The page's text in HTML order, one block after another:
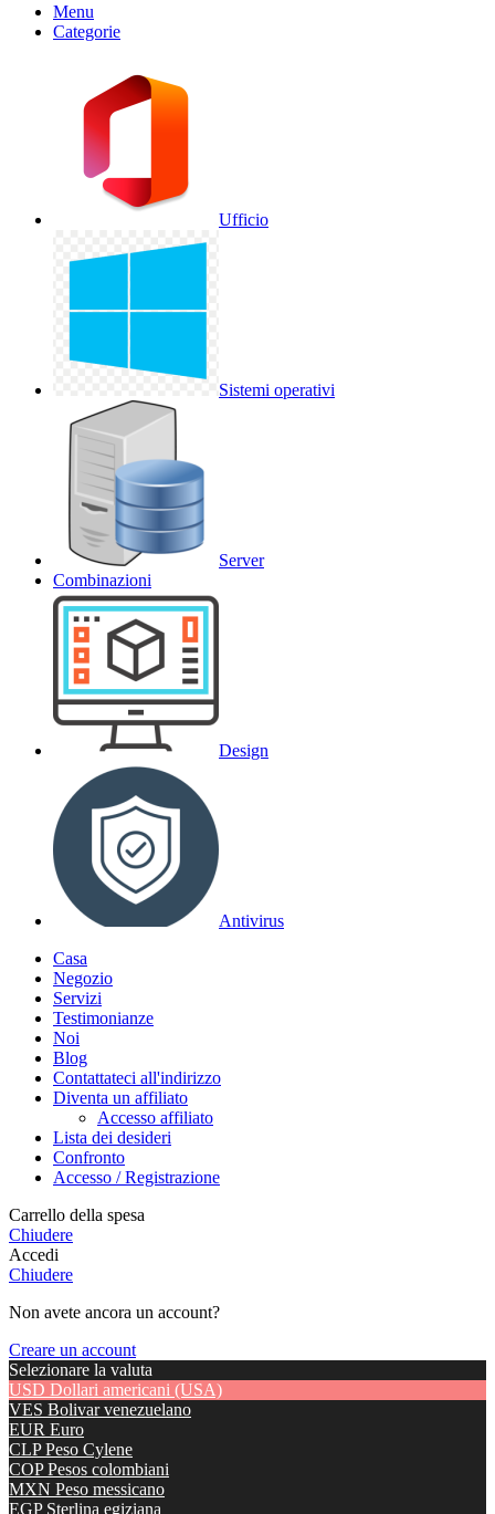
Menu
Categorie
Ufficio
Sistemi operativi
Server
Combinazioni
Design
Antivirus
Casa
Negozio
Servizi
Testimonianze
Noi
Blog
Contattateci all'indirizzo
Diventa un affiliato
Accesso affiliato
Lista dei desideri
Confronto
Accesso / Registrazione
Carrello della spesa
Chiudere
Accedi
Chiudere
Non avete ancora un account?
Creare un account
Selezionare la valuta
USD Dollari americani (USA)
VES Bolivar venezuelano
EUR Euro
CLP Peso Cylene
COP Pesos colombiani
MXN Peso messicano
EGP Sterlina egiziana